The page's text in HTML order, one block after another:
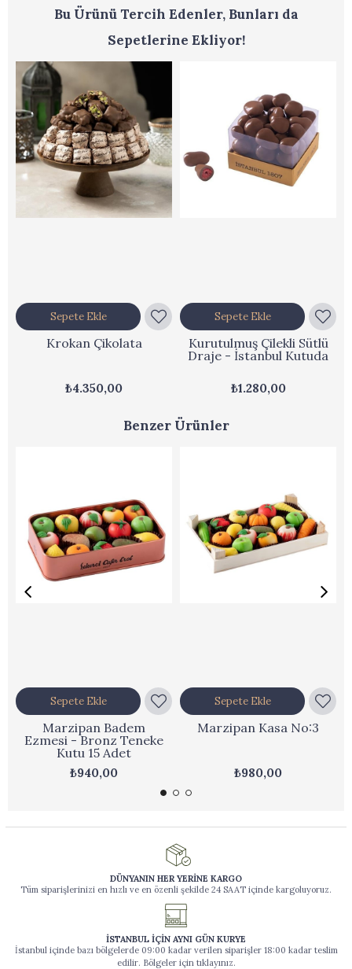
Bu Ürünü Tercih Edenler, Bunları da
Sepetlerine Ekliyor!
Krokan Çikolata
₺4.350,00
Sepete Ekle
Kurutulmuş Çilekli Sütlü
Draje - İstanbul Kutuda
₺1.280,00
Sepete Ekle
Benzer Ürünler
Marzipan Badem
Ezmesi - Bronz Teneke
Kutu 15 Adet
₺940,00
Sepete Ekle
Marzipan Kasa No:3
₺980,00
Sepete Ekle
DÜNYANIN HER YERİNE KARGO
Tüm siparişlerinizi en hızlı ve en özenli şekilde 24 SAAT içinde kargoluyoruz.
İSTANBUL İÇİN AYNI GÜN KURYE
İstanbul içinde bazı bölgelerde 09:00 kadar verilen siparişler 18:00 kadar teslim
edilir. Bölgeler için tıklayınız.